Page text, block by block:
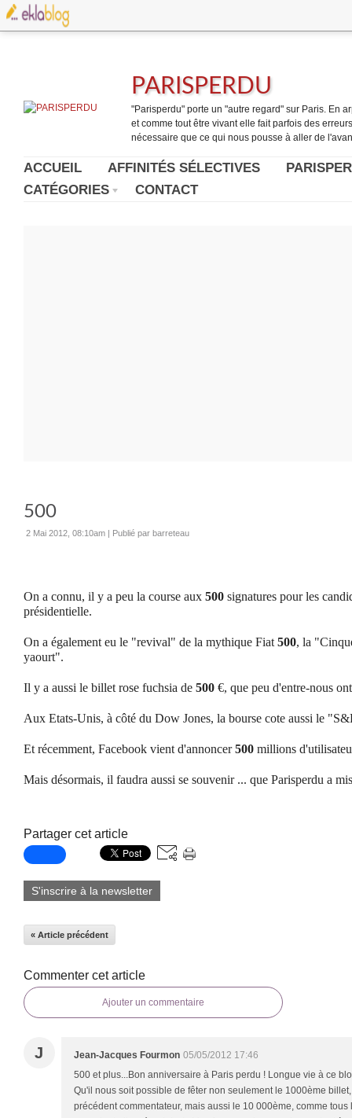
PARISPERDU
"Parisperdu" porte un "autre regard" sur Paris. En
et comme tout être vivant elle fait parfois des
nécessaire que ce qui nous pousse à aller de
ACCUEIL AFFINITÉS SÉLECTIVES
CATÉGORIES
CONTACT
500
2 Mai 2012, 08:10am | Publié par barreteau
On a connu, il y a peu la course aux 500 signatures pour les
présidentielle.
On a également eu le "revival" de la mythique Fiat 500, la
yaourt".
Il y a aussi le billet rose fuchsia de 500 €, que peu d'entre-nous
Aux Etats-Unis, à côté du Dow Jones, la bourse cote aussi le
Et récemment, Facebook vient d'annoncer500 millions
Mais désormais, il faudra aussi se souvenir ... que Parisperdu a
Partager cet article
S'inscrire à la newsletter
« Article précédent
Commenter cet article
Ajouter un commentaire
J Jean-Jacques Fourmon 05/05/2012 17:46
500 et plus...Bon anniversaire à Paris perdu ! Longue vie à ce
Qu'il nous soit possible de fêter non seulement le 1000ème
précédent commentateur, mais aussi le 10 000ème, comme